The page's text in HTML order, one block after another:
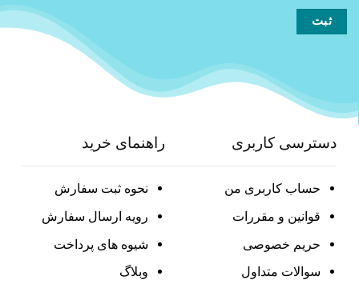
دسترسی کاربری
حساب کاربری من
قوانین و مقررات
حریم خصوصی
سوالات متداول
راهنمای خرید
نحوه ثبت سفارش
رویه ارسال سفارش
شیوه های پرداخت
وبلاگ